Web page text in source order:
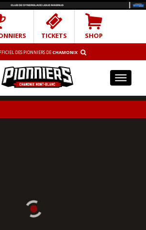
TICKETS SHOP
DES PIONNIERS DECHAMONIX
Toggle